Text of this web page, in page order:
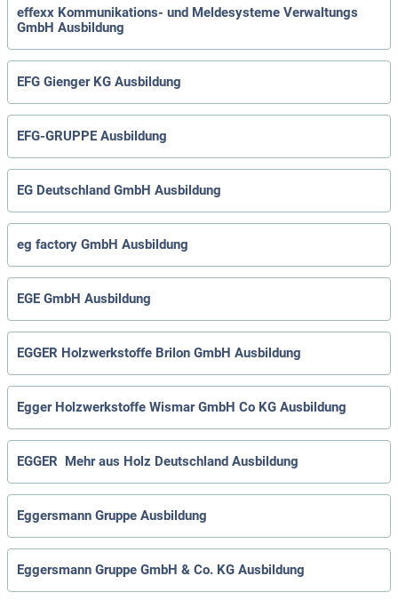
effexx Kommunikations- und Meldesysteme Verwaltungs
GmbH Ausbildung
EFG Gienger KG Ausbildung
EFG-GRUPPE Ausbildung
EG Deutschland GmbH Ausbildung
eg factory GmbH Ausbildung
EGE GmbH Ausbildung
EGGER Holzwerkstoffe Brilon GmbH Ausbildung
Egger Holzwerkstoffe Wismar GmbH Co KG Ausbildung
EGGER  Mehr aus Holz Deutschland Ausbildung
Eggersmann Gruppe Ausbildung
Eggersmann Gruppe GmbH & Co. KG Ausbildung